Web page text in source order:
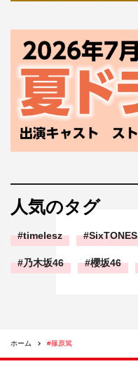
人気のタグ
timelesz SixTONES
乃木坂46 櫻坂46
ホーム #篠原篤